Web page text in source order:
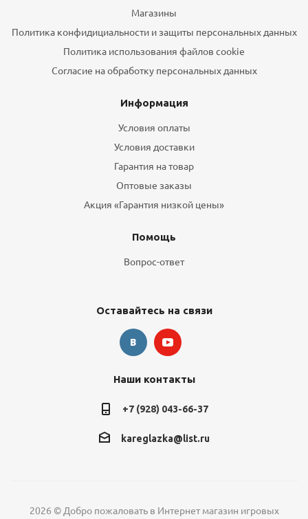
Магазины
Политика конфидициальности и защиты персональных данных
Политика использования файлов cookie
Согласие на обработку персональных данных
Информация
Условия оплаты
Условия доставки
Гарантия на товар
Оптовые заказы
Акция «Гарантия низкой цены»
Помощь
Вопрос-ответ
Оставайтесь на связи
Наши контакты
+7 (928) 043-66-37
kareglazka@list.ru
2026 © Добро пожаловать в Интернет магазин игровых